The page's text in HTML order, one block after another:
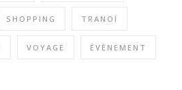
SHOPPING TRANOÏ
VOYAGE ÉVÈNEMENT